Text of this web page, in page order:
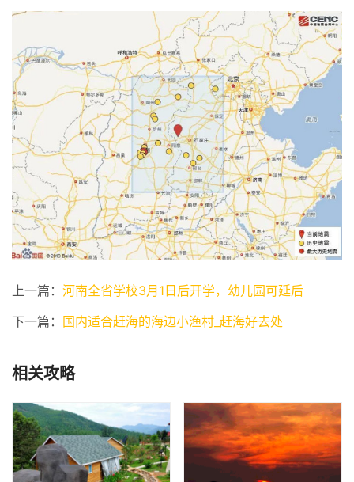
上一篇： 河南全省学校3月1日后开学，幼儿园可延后
下一篇： 国内适合赶海的海边小渔村_赶海好去处
相关攻略